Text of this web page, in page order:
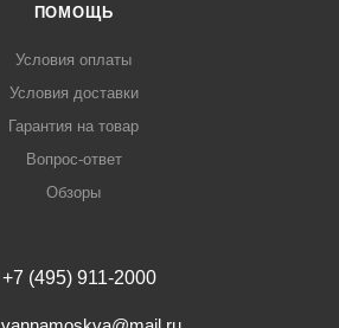
ПОМОЩЬ
Условия оплаты
Условия доставки
Гарантия на товар
Вопрос-ответ
Обзоры
+7 (495) 911-2000